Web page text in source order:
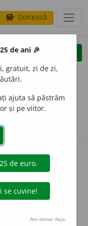
savings Donează
clear
opțiuni
declinări
de
definiții.
pagina de
de ani 🎉
gratuit, zi de zi,
ajuta să păstrăm
și pe viitor.
Am donat deja.